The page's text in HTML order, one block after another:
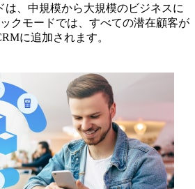
は、中規模から大規模のビジネスに
クモードでは、すべての潜在顧客が
に追加されます。